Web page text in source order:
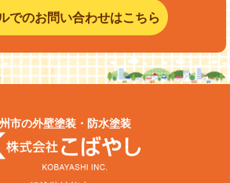
でのお問い合わせはこちら
市の外壁塗装・防水塗装